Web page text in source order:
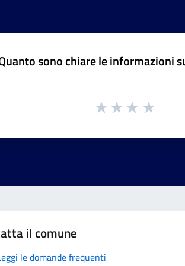
sono chiare le informazioni
il comune
le domande frequenti